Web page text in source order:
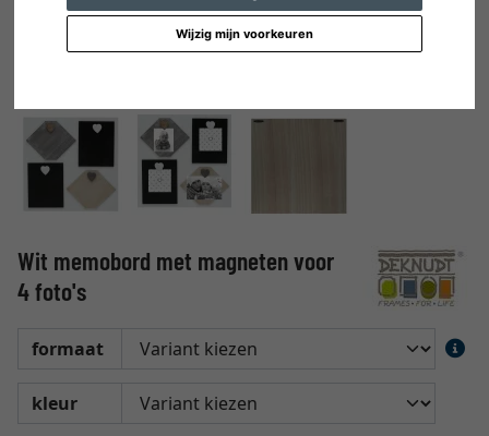
Wijzig mijn voorkeuren
Wit memobord met magneten voor
4 foto's
formaat
kleur